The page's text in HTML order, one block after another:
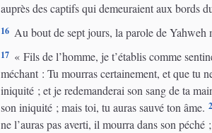
auprès des captifs qui demeuraient aux bords
16 Au bout de sept jours, la parole de Yahweh
17 « Fils de l’homme, je t’établis comme
méchant : Tu mourras certainement, et que tu
iniquité ; et je redemanderai son sang de ta
son iniquité ; mais toi, tu auras sauvé ton âme.
ne l’auras pas averti, il mourra dans son